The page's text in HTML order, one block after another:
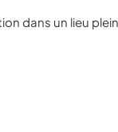
dans un lieu